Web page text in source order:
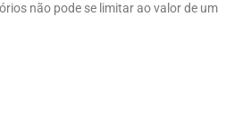
não pode se limitar ao valor de um